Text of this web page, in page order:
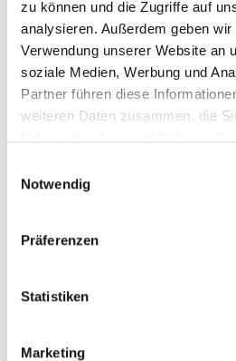
zu können und die Zugriffe auf
analysieren. Außerdem geben
Verwendung unserer Website an
soziale Medien, Werbung und
Partner führen diese
weiteren Daten zusammen, die
Notwendig
Präferenzen
Statistiken
Marketing
Bankenberatung
Matthias
Lanig
Senior
Manager
+49 69
E-
AWADO
Helena
Senior
Consultant
+49 69